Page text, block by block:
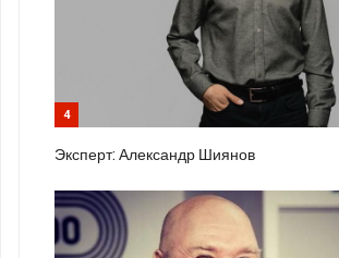
4
Эксперт: Александр Шиянов